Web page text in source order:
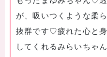
が、吸いつくような柔
抜群です♡疲れた心と
してくれるみらいちゃ